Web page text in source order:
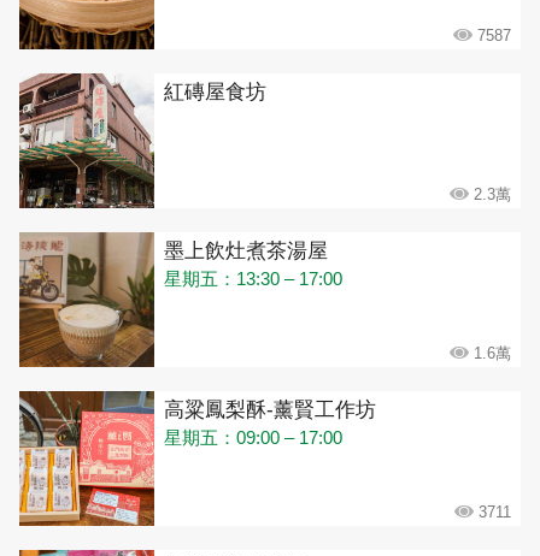
7587
紅磚屋食坊
2.3萬
墨上飲灶煮茶湯屋
星期五：13:30 – 17:00
1.6萬
高粱鳳梨酥-薰賢工作坊
星期五：09:00 – 17:00
3711